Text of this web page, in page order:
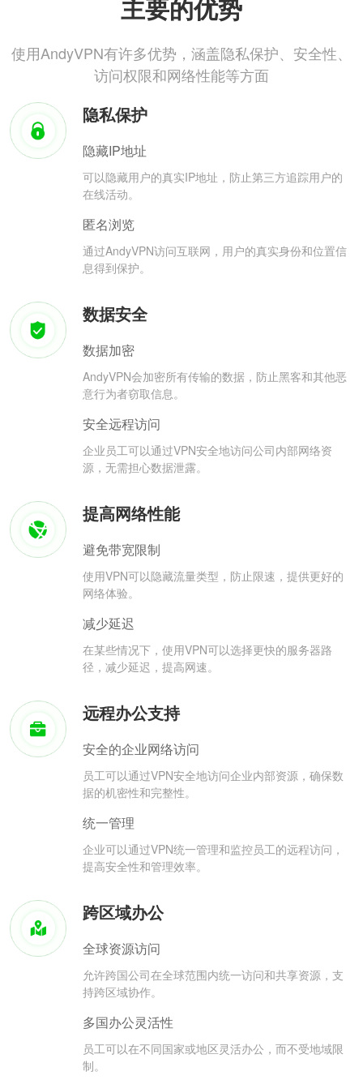
主要的优势
使用AndyVPN有许多优势，涵盖隐私保护、安全性、
访问权限和网络性能等方面
隐私保护
隐藏IP地址
可以隐藏用户的真实IP地址，防止第三方追踪用户的
在线活动。
匿名浏览
通过AndyVPN访问互联网，用户的真实身份和位置信
息得到保护。
数据安全
数据加密
AndyVPN会加密所有传输的数据，防止黑客和其他恶
意行为者窃取信息。
安全远程访问
企业员工可以通过VPN安全地访问公司内部网络资
源，无需担心数据泄露。
提高网络性能
避免带宽限制
使用VPN可以隐藏流量类型，防止限速，提供更好的
网络体验。
减少延迟
在某些情况下，使用VPN可以选择更快的服务器路
径，减少延迟，提高网速。
远程办公支持
安全的企业网络访问
员工可以通过VPN安全地访问企业内部资源，确保数
据的机密性和完整性。
统一管理
企业可以通过VPN统一管理和监控员工的远程访问，
提高安全性和管理效率。
跨区域办公
全球资源访问
允许跨国公司在全球范围内统一访问和共享资源，支
持跨区域协作。
多国办公灵活性
员工可以在不同国家或地区灵活办公，而不受地域限
制。